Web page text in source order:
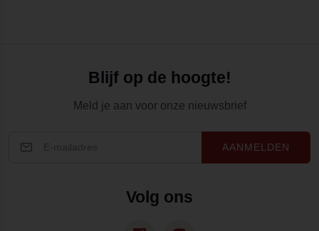
Blijf op de hoogte!
Meld je aan voor onze nieuwsbrief
AANMELDEN
Volg ons